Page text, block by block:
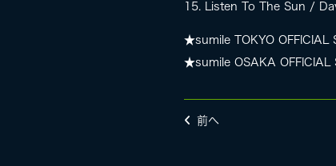
15. Listen To The Sun /
★sumile TOKYO OFFICIAL
★sumile OSAKA OFFICIAL
前へ